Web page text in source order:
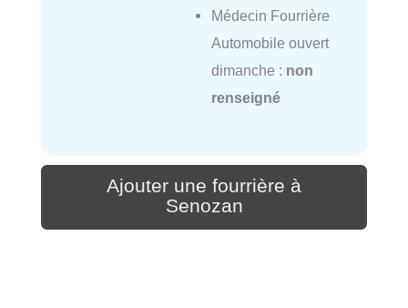
Médecin Fourrière
Automobile ouvert
dimanche : non
renseigné
Ajouter une fourrière à
Senozan